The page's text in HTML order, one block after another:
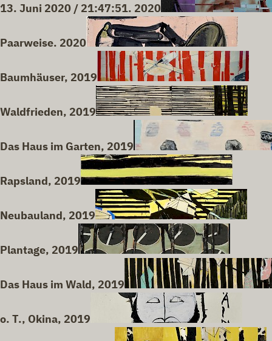
13. Juni 2020 / 21:47:51. 2020
Paarweise. 2020
Baumhäuser, 2019
Waldfrieden, 2019
Das Haus im Garten, 2019
Rapsland, 2019
Neubauland, 2019
Plantage, 2019
Das Haus im Wald, 2019
o. T., Okina, 2019